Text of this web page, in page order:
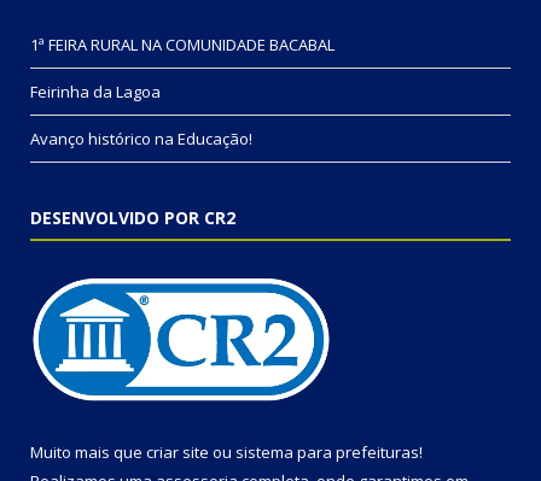
1ª FEIRA RURAL NA COMUNIDADE BACABAL
Feirinha da Lagoa
Avanço histórico na Educação!
DESENVOLVIDO POR CR2
Muito mais que criar site ou sistema para prefeituras!